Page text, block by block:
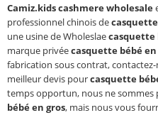
Camiz.kids cashmere wholesale
professionnel chinois de
une usine de Wholeslaecasquette
marque privéecasquette bébé en
fabrication sous contrat,
meilleur devis pourcasquette
temps opportun, nous ne sommes
bébé en gros, mais nous vous